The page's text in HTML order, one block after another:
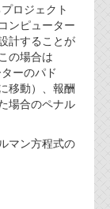
ロジェクト
ンピューター
計することが
の場合は
ーのパド
移動）、報酬
場合のペナル
マン方程式の